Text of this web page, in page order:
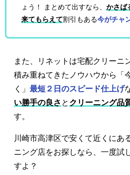
ょう！ まとめて出すなら、かさば
来てもらえて割引もある今がチャ
また、リネットは宅配クリーニ
積み重ねてきたノウハウから「
く」 最短２日のスピード仕上げ
い勝手の良さ と クリーニング品
す。
川崎市高津区で安くて近くにあ
ニング店をお探しなら、一度試
すよ？